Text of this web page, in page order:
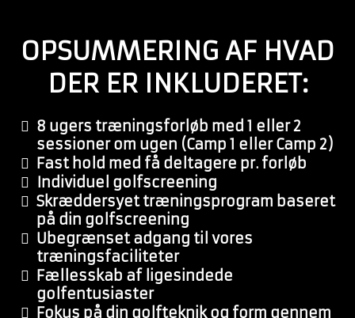
OPSUMMERING AF HVAD
DER ER INKLUDERET:
8 ugers træningsforløb med 1 eller 2
sessioner om ugen (Camp 1 eller Camp 2)
Fast hold med få deltagere pr. forløb
Individuel golfscreening
​​Skræddersyet træningsprogram baseret
på din golfscreening
​Ubegrænset adgang til vores
træningsfaciliteter
​Fællesskab af ligesindede
golfentusiaster
Fokus på din golfteknik og form gennem